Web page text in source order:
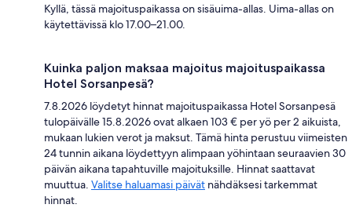
Kyllä, tässä majoituspaikassa on sisäuima-allas. Uima-allas on
käytettävissä klo 17.00–21.00.
Kuinka paljon maksaa majoitus majoituspaikassa
Hotel Sorsanpesä?
7.8.2026 löydetyt hinnat majoituspaikassa Hotel Sorsanpesä
tulopäivälle 15.8.2026 ovat alkaen 103 € per yö per 2 aikuista,
mukaan lukien verot ja maksut. Tämä hinta perustuu viimeisten
24 tunnin aikana löydettyyn alimpaan yöhintaan seuraavien 30
päivän aikana tapahtuville majoituksille. Hinnat saattavat
muuttua. Valitse haluamasi päivät nähdäksesi tarkemmat
hinnat.